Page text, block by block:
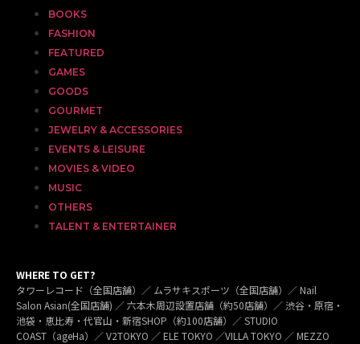
BOOKS
FASHION
FEATURED
GAMES
GOODS
GOURMET
JEWELRY & ACCESSORIES
EVENTS & LEISURE
MOVIES & VIDEO
MUSIC
OTHERS
TALENT & ENTERTAINER
WHERE TO GET?
タワーレコード（全国店舗）／ ムラサキスポーツ（全国店舗）／ Nail
Salon Asian(全国店舗) ／ 六本木周辺設置店舗（約50店舗）／ 渋谷・原宿・
池袋・恵比寿・代官山・新宿SHOP（約100店舗）／ STUDIO
COAST（ageHa）／ V2TOKYO ／ ELE TOKYO ／VILLA TOKYO ／ MEZZO